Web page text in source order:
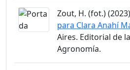
Zout, H. (fot.)
para Clara Anahí
Aires. Editorial de
Agronomía.